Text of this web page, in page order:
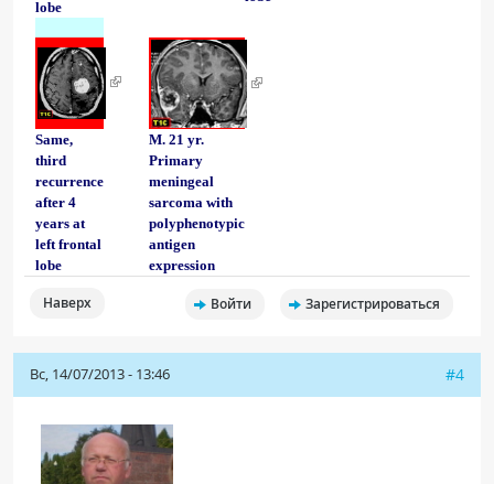
lobe
Same,
third
recurrence
after 4
years at
left frontal
lobe
M. 21 yr.
Primary
meningeal
sarcoma with
polyphenotypic
antigen
expression
Наверх Войти Зарегистрироваться
Вс, 14/07/2013 - 13:46 #4